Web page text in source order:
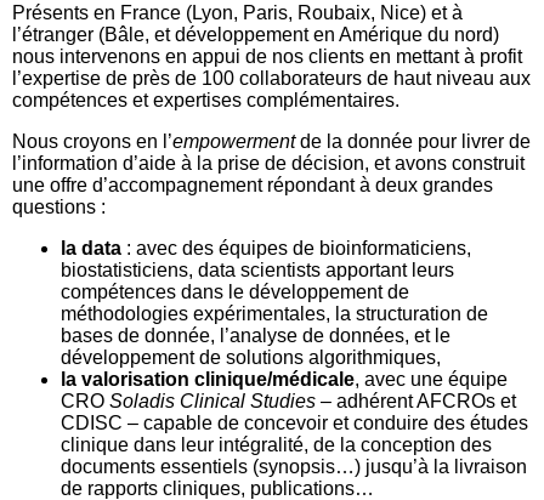
Présents en France (Lyon, Paris, Roubaix, Nice) et à
l’étranger (Bâle, et développement en Amérique du nord)
nous intervenons en appui de nos clients en mettant à profit
l’expertise de près de 100 collaborateurs de haut niveau aux
compétences et expertises complémentaires.
Nous croyons en l’empowermentde la donnée pour livrer de
l’information d’aide à la prise de décision, et avons construit
une offre d’accompagnement répondant à deux grandes
questions :
la data : avec des équipes de bioinformaticiens,
biostatisticiens, data scientists apportant leurs
compétences dans le développement de
méthodologies expérimentales, la structuration de
bases de donnée, l’analyse de données, et le
développement de solutions algorithmiques,
la valorisation clinique/médicale, avec une équipe
CRO Soladis Clinical Studies – adhérent AFCROs et
CDISC – capable de concevoir et conduire des études
clinique dans leur intégralité, de la conception des
documents essentiels (synopsis…) jusqu’à la livraison
de rapports cliniques, publications…